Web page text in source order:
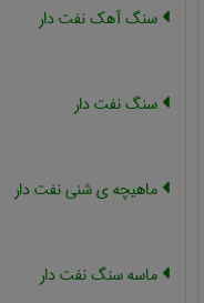
سنگ آهک نفت دار
سنگ نفت دار
ماهیچه ی شنی نفت دار
ماسه سنگ نفت دار